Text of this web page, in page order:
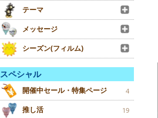
テーマ
メッセージ
シーズン(フィルム)
スペシャル
開催中セール・特集ページ 4
推し活 19